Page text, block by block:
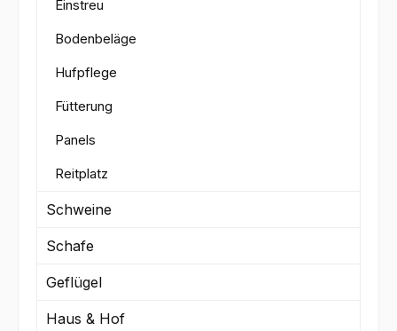
Einstreu
Bodenbeläge
Hufpflege
Fütterung
Panels
Reitplatz
Schweine
Schafe
Geflügel
Haus & Hof